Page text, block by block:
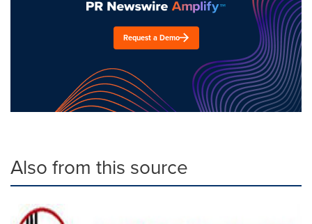
Request a Demo
Also from this source